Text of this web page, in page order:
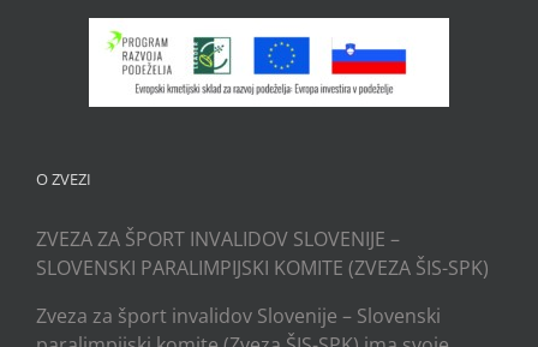
O ZVEZI
ZVEZA ZA ŠPORT INVALIDOV SLOVENIJE –
SLOVENSKI PARALIMPIJSKI KOMITE (ZVEZA ŠIS-SPK)
Zveza za šport invalidov Slovenije – Slovenski